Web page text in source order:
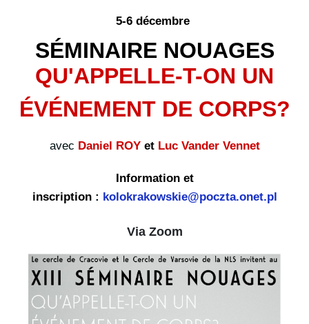
5-6 décembre
SÉMINAIRE NOUAGES
QU'APPELLE-T-ON UN
ÉVÉNEMENT DE CORPS?
avec Daniel ROY et Luc Vander Vennet
Information et
inscription: kolokrakowskie@poczta.onet.pl
Via Zoom